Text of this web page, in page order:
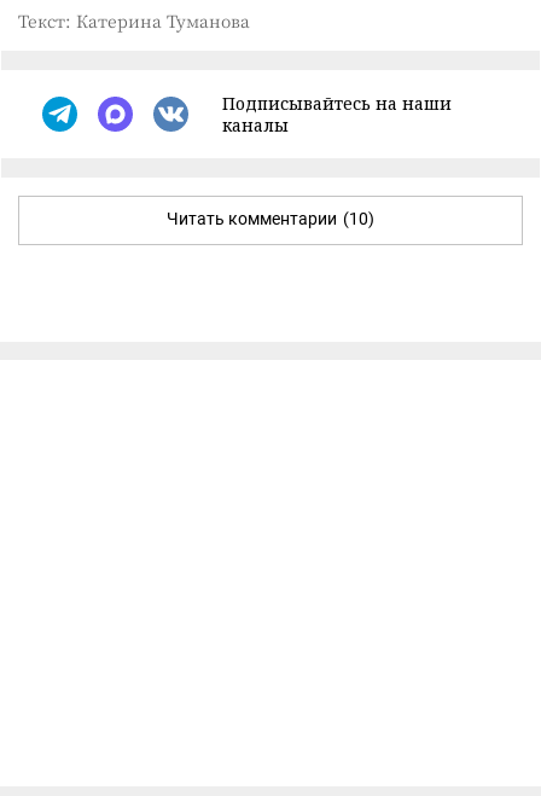
Текст: Катерина Туманова
Подписывайтесь на наши
каналы
Читать комментарии (10)